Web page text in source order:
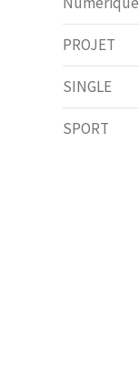
PROJET
SINGLE
SPORT